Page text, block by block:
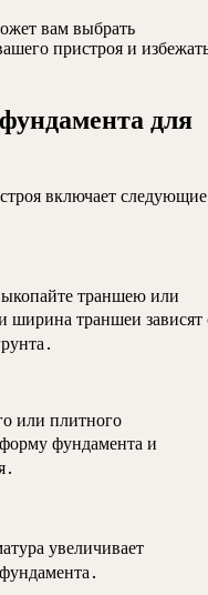
вам выбрать
пристроя и
для
включает следующие
траншею или
ширина траншеи зависят
или плитного
фундамента и
увеличивает